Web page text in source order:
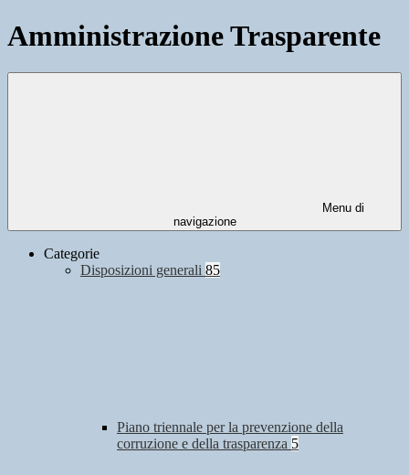
Amministrazione Trasparente
Menu di
navigazione
Categorie
Disposizioni generali 85
Piano triennale per la prevenzione della
corruzione e della trasparenza 5